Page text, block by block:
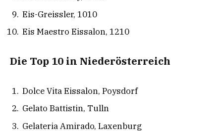
Eis-Greissler, 1010
Eis Maestro Eissalon, 1210
Die Top 10 in Niederösterreich
Dolce Vita Eissalon, Poysdorf
Gelato Battistin, Tulln
Gelateria Amirado, Laxenburg